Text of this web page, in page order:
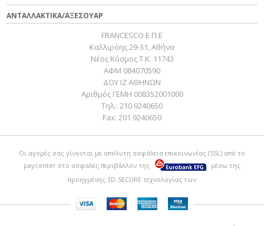
ΑΝΤΑΛΛΑΚΤΙΚΑ/ΑΞΕΣΟΥΑΡ
FRANCESCO Ε.Π.Ε
Καλλιρόης 29-31, Αθήνα
Νέος Κόσμος Τ.Κ. 11743
ΑΦΜ 084070590
ΔΟΥ ΙΖ ΑΘΗΝΩΝ
Αριθμός ΓΕΜΗ 008352001000
Τηλ.: 210 9240650
Fax: 201 9240650
Οι αγορές σας γίνονται με απόλυτη ασφάλεια επικοινωνίας (SSL) από το
paycenter στο ασφαλές περιβάλλον της
μέσω της
προηγμένης 3D-SECURE τεχνολογίας των